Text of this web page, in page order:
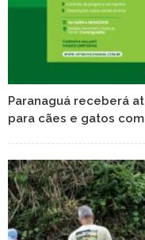
Paranaguá receberá
para cães e gatos